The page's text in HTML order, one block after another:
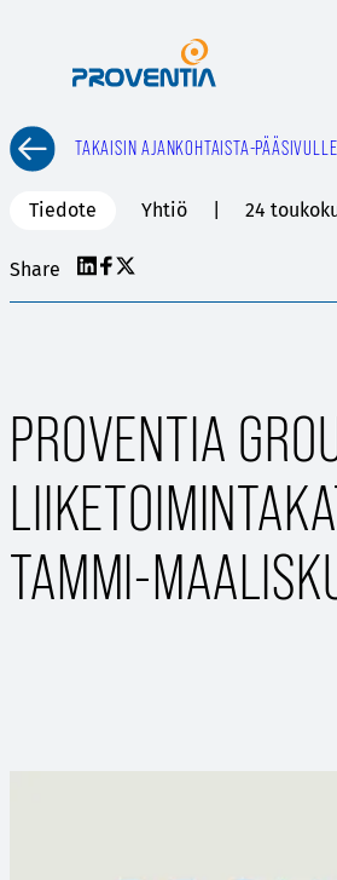
TAKAISIN AJANKOHTAISTA-PÄÄSIVULLE
Tiedote Yhtiö 24
Share
PROVENTIA
TAMMI-